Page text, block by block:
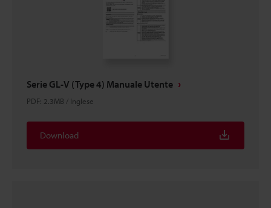
Serie GL-V (Type 4) Manuale Utente
PDF: 2.3MB / Inglese
Download